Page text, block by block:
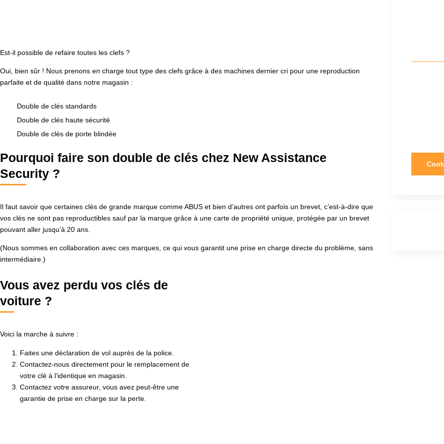
Est-il possible de refaire toutes les clefs ?
Oui, bien sûr ! Nous prenons en charge tout type des clefs grâce à des machines dernier cri pour une reproduction
parfaite et de qualité dans notre magasin :
Double de clés standards
Double de clés haute sécurité
Double de clés de porte blindée
Pourquoi faire son double de clés chez New Assistance
Security ?
Il faut savoir que certaines clés de grande marque comme ABUS et bien d’autres ont parfois un brevet, c’est-à-dire que
vos clés ne sont pas reproductibles sauf par la marque grâce à une carte de propriété unique, protégée par un brevet
pouvant aller jusqu’à 20 ans.
(Nous sommes en collaboration avec ces marques, ce qui vous garantit une prise en charge directe du problème, sans
intermédiaire.)
Vous avez perdu vos clés de
voiture ?
Voici la marche à suivre :
Faites une déclaration de vol auprès de la police.
Contactez-nous directement pour le remplacement de
votre clé à l’identique en magasin.
Contactez votre assureur, vous avez peut-être une
garantie de prise en charge sur la perte.